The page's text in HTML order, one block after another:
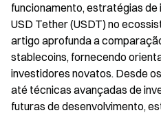
funcionamento, estratégias
USD Tether (USDT) no
artigo aprofunda a
stablecoins, fornecendo
investidores novatos. Desde
até técnicas avançadas de
futuras de desenvolvimento,